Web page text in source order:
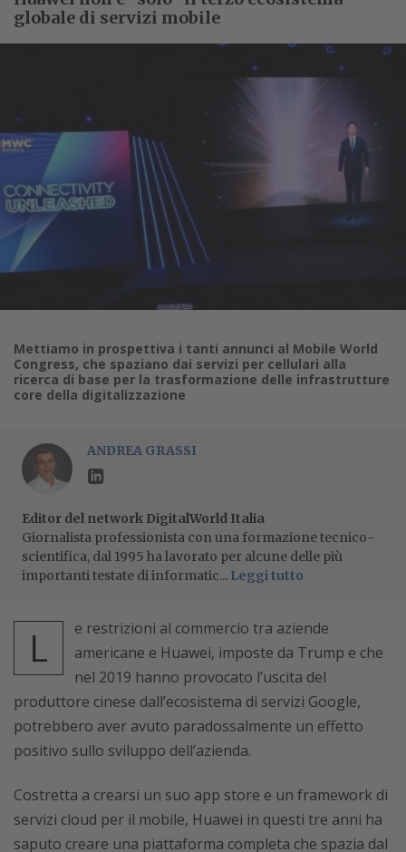
globale di servizi mobile
Mettiamo in prospettiva i tanti annunci al Mobile World
Congress, che spaziano dai servizi per cellulari alla
ricerca di base per la trasformazione delle infrastrutture
core della digitalizzazione
ANDREA GRASSI
Editor del network DigitalWorld Italia
Giornalista professionista con una formazione tecnico-
scientifica, dal 1995 ha lavorato per alcune delle più
importanti testate di informatic... Leggi tutto
L
e restrizioni al commercio tra aziende
americane e Huawei, imposte da Trump e che
nel 2019 hanno provocato l’uscita del
produttore cinese dall’ecosistema di servizi Google,
potrebbero aver avuto paradossalmente un effetto
positivo sullo sviluppo dell’azienda.
Costretta a crearsi un suo app store e un framework di
servizi cloud per il mobile, Huawei in questi tre anni ha
saputo creare una piattaforma completa che spazia dal